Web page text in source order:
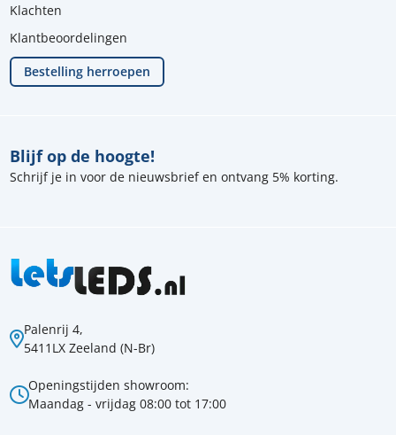
Palenrij 4,
5411LX Zeeland (N-Br)
Openingstijden showroom:
Maandag - vrijdag 08:00 tot 17:00
Blijf op de hoogte!
Schrijf je in voor de nieuwsbrief en ontvang 5% korting.
Klachten
Klantbeoordelingen
Bestelling herroepen